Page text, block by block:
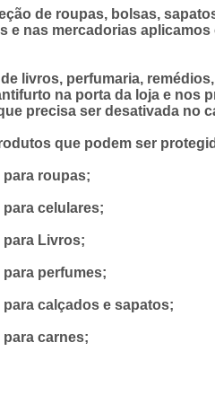
de roupas, bolsas,
e nas mercadorias
livros, perfumaria,
na porta da loja e nos
precisa ser desativada no
que podem ser
para roupas;
para celulares;
para Livros;
para perfumes;
para calçados e sapatos;
para carnes;